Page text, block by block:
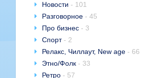
Новости - 101
Разговорное - 45
Про бизнес - 3
Спорт- 2
Релакс, Чиллаут, New age - 66
Этно/Фолк - 33
Ретро - 57